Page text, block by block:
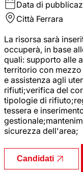
Data di
Città Ferrara
La risorsa sarà
occuperà, in base
quali: supporto alle
territorio con
e assistenza agli
rifiuti;verifica del
tipologie di
tessera e
sicurezza dell'area;
Candidati